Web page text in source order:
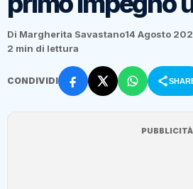
Di Margherita Savastano14 Agosto
2 min di lettura
CONDIVIDI
PUBBLICITÀ